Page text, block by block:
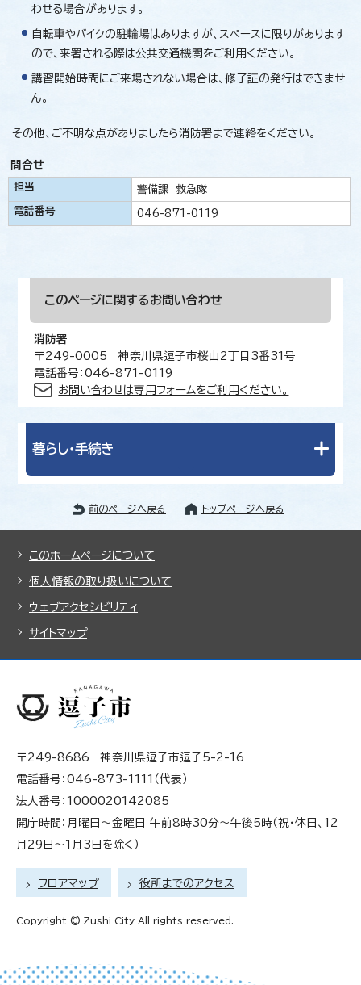
わせる場合があります。
自転車やバイクの駐輪場はありますが、スペースに限りがあります
ので、来署される際は公共交通機関をご利用ください。
講習開始時間にご来場されない場合は、修了証の発行はできませ
ん。
その他、ご不明な点がありましたら消防署まで連絡をください。
問合せ
担当 警備課 救急隊
電話番号 046-871-0119
このページに関する お問い合わせ
消防署
〒249-0005 神奈川県逗子市桜山2丁目3番31号
電話番号：046-871-0119
お問い合わせは専用フォームをご利用ください。
暮らし・手続き
前のページへ戻る トップページへ戻る
このホームページについて
個人情報の取り扱いについて
ウェブアクセシビリティ
サイトマップ
〒249-8686 神奈川県逗子市逗子5-2-16
電話番号：046-873-1111（代表）
法人番号：1000020142085
開庁時間：月曜日～金曜日 午前8時30分～午後5時（祝・休日、12
月29日～1月3日を除く）
フロアマップ 役所までのアクセス
Copyright © Zushi City All rights reserved.